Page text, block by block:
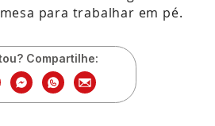
para trabalhar em pé.
Compartilhe: